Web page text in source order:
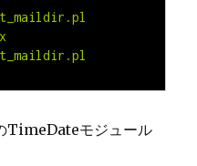
モジュール